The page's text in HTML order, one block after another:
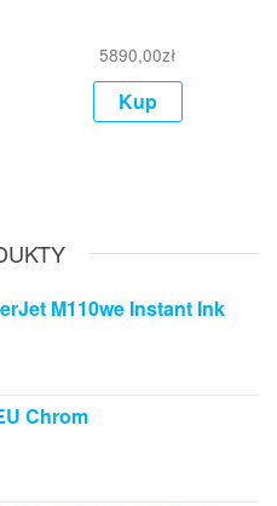
5890,00zł
Kup
M110we Instant Ink
Chrom